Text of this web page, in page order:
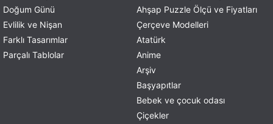
Doğum Günü
Evlilik ve Nişan
Farklı Tasarımlar
Parçalı Tablolar
Ahşap Puzzle Ölçü ve Fiyatları
Çerçeve Modelleri
Atatürk
Anime
Arşiv
Başyapıtlar
Bebek ve çocuk odası
Çiçekler